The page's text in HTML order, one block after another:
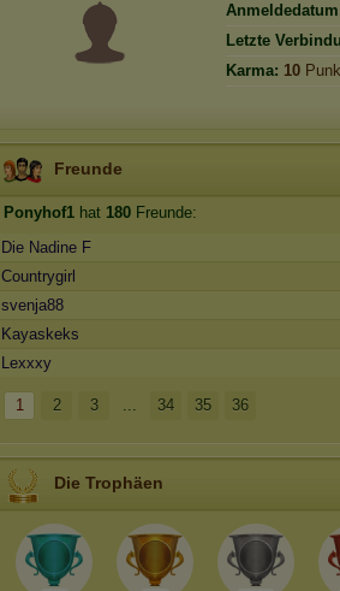
Letzte
Karma: 10
Freunde
Ponyhof1 hat 180 Freunde:
Die Nadine F
Countrygirl
svenja88
Kayaskeks
Lexxxy
1 2 3 ... 34 35 36
Die Trophäen